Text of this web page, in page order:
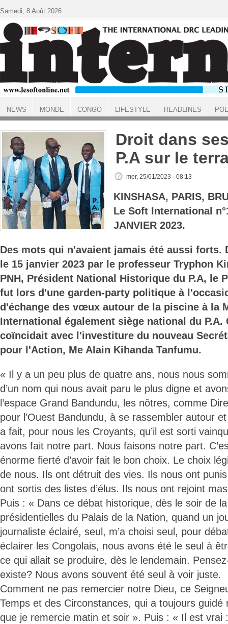
ACCUEIL
Droit dans
P.A sur le
mer, 25/01/2023 - 08:13
KINSHASA, PARIS,
Le Soft International
JANVIER 2023.
Des mots qui n'avaient jamais été aussi forts.
le 15 janvier 2023 par le professeur Tryphon
PNH, Président National Historique du P.A, le
fut lors d'une garden-party politique à
d'échange des vœux autour de la piscine à la
International également siège national du P.A.
coïncidait avec l'investiture du nouveau
pour l'Action, Me Alain Kihanda Tanfumu.
« Il y a un peu plus de quatre ans, nous nous
d’un nom qui nous avait paru le plus digne et
l’espace Grand Bandundu, les nôtres, comme
pour l’Ouest Bandundu, à se rassembler autour
a fait, pour nous les Croyants, qu’il est sorti
avons fait notre part. Nous faisons notre part.
énorme fierté d’avoir fait le bon choix. Le choix
de nous. Ils ont détruit des vies. Ils nous ont
ont sortis des listes d’élus. Ils nous ont rejoint
Puis : « Dans ce débat historique, dès le soir de
présidentielles du Palais de la Nation, quand un
journaliste éclairé, seul, m’a choisi seul, pour
éclairer les Congolais, nous avons été le seul à
ce qui allait se produire, dès le lendemain.
existe? Nous avons souvent été seul à voir juste.
Comment ne pas remercier notre Dieu, ce
Temps et des Circonstances, qui a toujours
que je remercie matin et soir ». Puis : « Il est vrai
Samedi, 8 Août 2026
NEWS MONDE CONGO LIFESTYLE HEADLINES